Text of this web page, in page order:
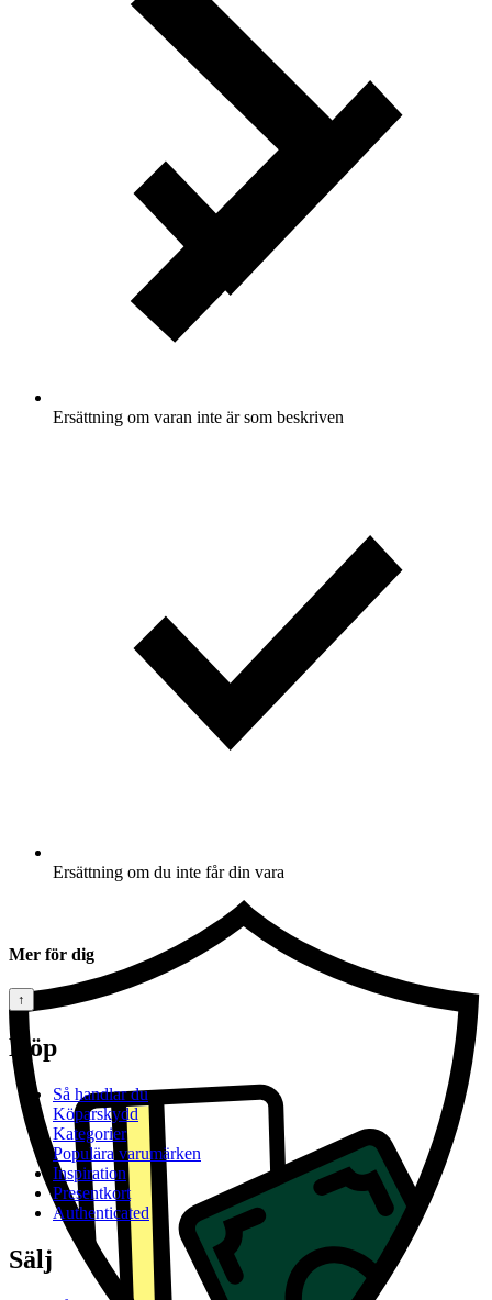
Ersättning om varan inte är som beskriven
Ersättning om du inte får din vara
Mer för dig
↑
Köp
Så handlar du
Köparskydd
Kategorier
Populära varumärken
Inspiration
Presentkort
Authenticated
Sälj